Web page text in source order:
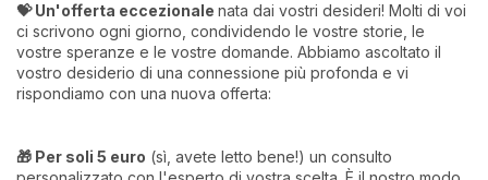
💝 Un'offerta eccezionale nata dai vostri desideri! Molti di voi
ci scrivono ogni giorno, condividendo le vostre storie, le
vostre speranze e le vostre domande. Abbiamo ascoltato il
vostro desiderio di una connessione più profonda e vi
rispondiamo con una nuova offerta:
🎁 Per soli 5 euro (sì, avete letto bene!) un consulto